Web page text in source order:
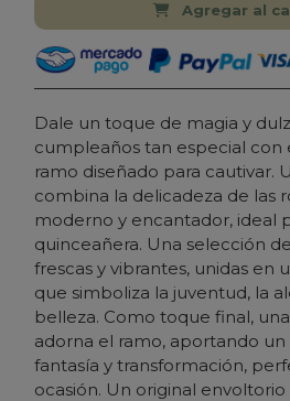
Agregar al
Dale un toque de magia y
cumpleaños tan especial con
ramo diseñado para cautivar.
combina la delicadeza de las
moderno y encantador, ideal
quinceañera. Una selección
frescas y vibrantes, unidas en
que simboliza la juventud, la
belleza. Como toque final,
adorna el ramo, aportando
fantasía y transformación,
ocasión. Un original